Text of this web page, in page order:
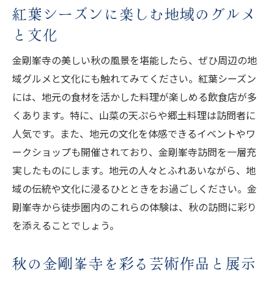
紅葉シーズンに楽しむ地域のグルメ
と文化
金剛峯寺の美しい秋の風景を堪能したら、ぜひ周辺の地
域グルメと文化にも触れてみてください。紅葉シーズン
には、地元の食材を活かした料理が楽しめる飲食店が多
くあります。特に、山菜の天ぷらや郷土料理は訪問者に
人気です。また、地元の文化を体感できるイベントやワ
ークショップも開催されており、金剛峯寺訪問を一層充
実したものにします。地元の人々とふれあいながら、地
域の伝統や文化に浸るひとときをお過ごしください。金
剛峯寺から徒歩圏内のこれらの体験は、秋の訪問に彩り
を添えることでしょう。
秋の金剛峯寺を彩る芸術作品と展示